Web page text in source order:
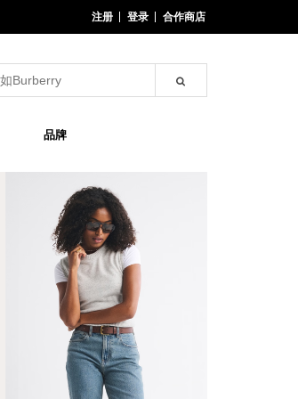
注册 登录 合作商店
品牌